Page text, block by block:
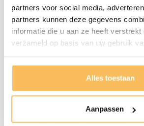
partners voor social media,
partners kunnen deze gegevens
informatie die u aan ze heeft verstrekt
verzameld op basis van uw gebruik
Alles toestaan
Aanpassen